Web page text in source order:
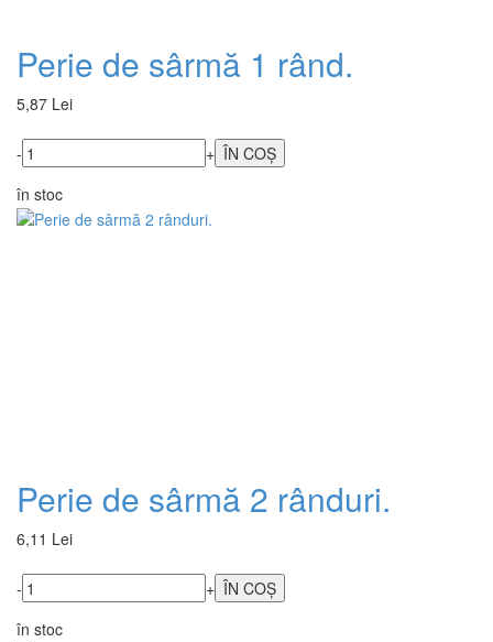
Perie de sârmă 1 rând.
5,87 Lei
-
+
în stoc
Perie de sârmă 2 rânduri.
6,11 Lei
-
+
în stoc